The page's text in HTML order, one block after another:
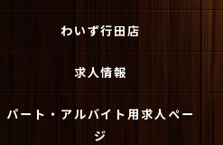
わいず行田店
求人情報
パート・アルバイト用求人ペー
ジ